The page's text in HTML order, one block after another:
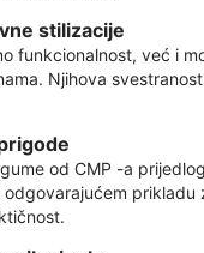
stilizacije
funkcionalnost, već i
Njihova
od CMP -a